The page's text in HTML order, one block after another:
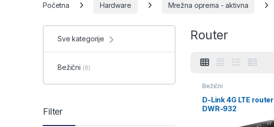
Početna Hardware Mrežna oprema - aktivna
Router
Bežični
D-Link 4G LTE router
DWR-932
Sve kategorije
Bežični (6)
Filter